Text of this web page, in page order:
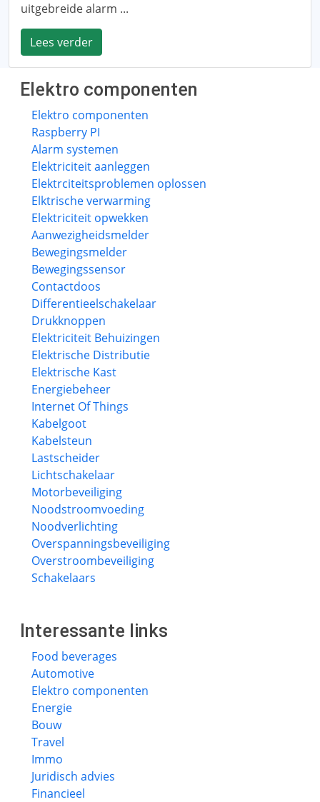
uitgebreide alarm ...
Lees verder
Elektro componenten
Elektro componenten
Raspberry PI
Alarm systemen
Elektriciteit aanleggen
Elektrciteitsproblemen oplossen
Elktrische verwarming
Elektriciteit opwekken
Aanwezigheidsmelder
Bewegingsmelder
Bewegingssensor
Contactdoos
Differentieelschakelaar
Drukknoppen
Elektriciteit Behuizingen
Elektrische Distributie
Elektrische Kast
Energiebeheer
Internet Of Things
Kabelgoot
Kabelsteun
Lastscheider
Lichtschakelaar
Motorbeveiliging
Noodstroomvoeding
Noodverlichting
Overspanningsbeveiliging
Overstroombeveiliging
Schakelaars
Interessante links
Food beverages
Automotive
Elektro componenten
Energie
Bouw
Travel
Immo
Juridisch advies
Financieel